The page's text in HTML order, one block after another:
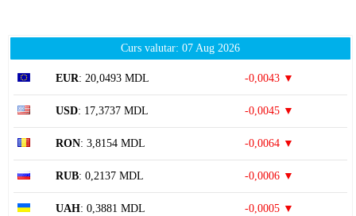
Curs valutar: 07 Aug 2026
EUR: 20,0493 MDL -0,0043 ▼
USD: 17,3737 MDL -0,0045 ▼
RON: 3,8154 MDL -0,0064 ▼
RUB: 0,2137 MDL -0,0006 ▼
UAH: 0,3881 MDL -0,0005 ▼